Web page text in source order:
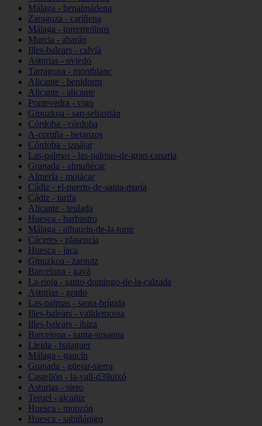
Málaga - benalmádena
Zaragoza - cariñena
Málaga - torremolinos
Murcia - abarán
Illes-balears - calvià
Asturias - oviedo
Tarragona - montblanc
Alicante - benidorm
Alicante - alicante
Pontevedra - vigo
Gipuzkoa - san-sebastián
Córdoba - córdoba
A-coruña - betanzos
Córdoba - iznájar
Las-palmas - las-palmas-de-gran-canaria
Granada - almuñécar
Almería - mojácar
Cádiz - el-puerto-de-santa-maría
Cádiz - tarifa
Alicante - teulada
Huesca - barbastro
Málaga - alhaurín-de-la-torre
Cáceres - plasencia
Huesca - jaca
Gipuzkoa - zarautz
Barcelona - gavà
La-rioja - santo-domingo-de-la-calzada
Asturias - grado
Las-palmas - santa-brígida
Illes-balears - valldemossa
Illes-balears - ibiza
Barcelona - santa-susanna
Lleida - balaguer
Málaga - gaucín
Granada - güejar-sierra
Castellón - la-vall-d39uixó
Asturias - siero
Teruel - alcañiz
Huesca - monzón
Huesca - sabiñánigo